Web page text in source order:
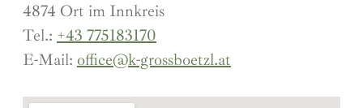
4874 Ort im Innkreis
Tel.: +43 775183170
E-Mail: office@k-grossboetzl.at